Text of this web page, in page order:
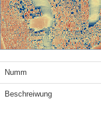
Numm
Beschreiwung